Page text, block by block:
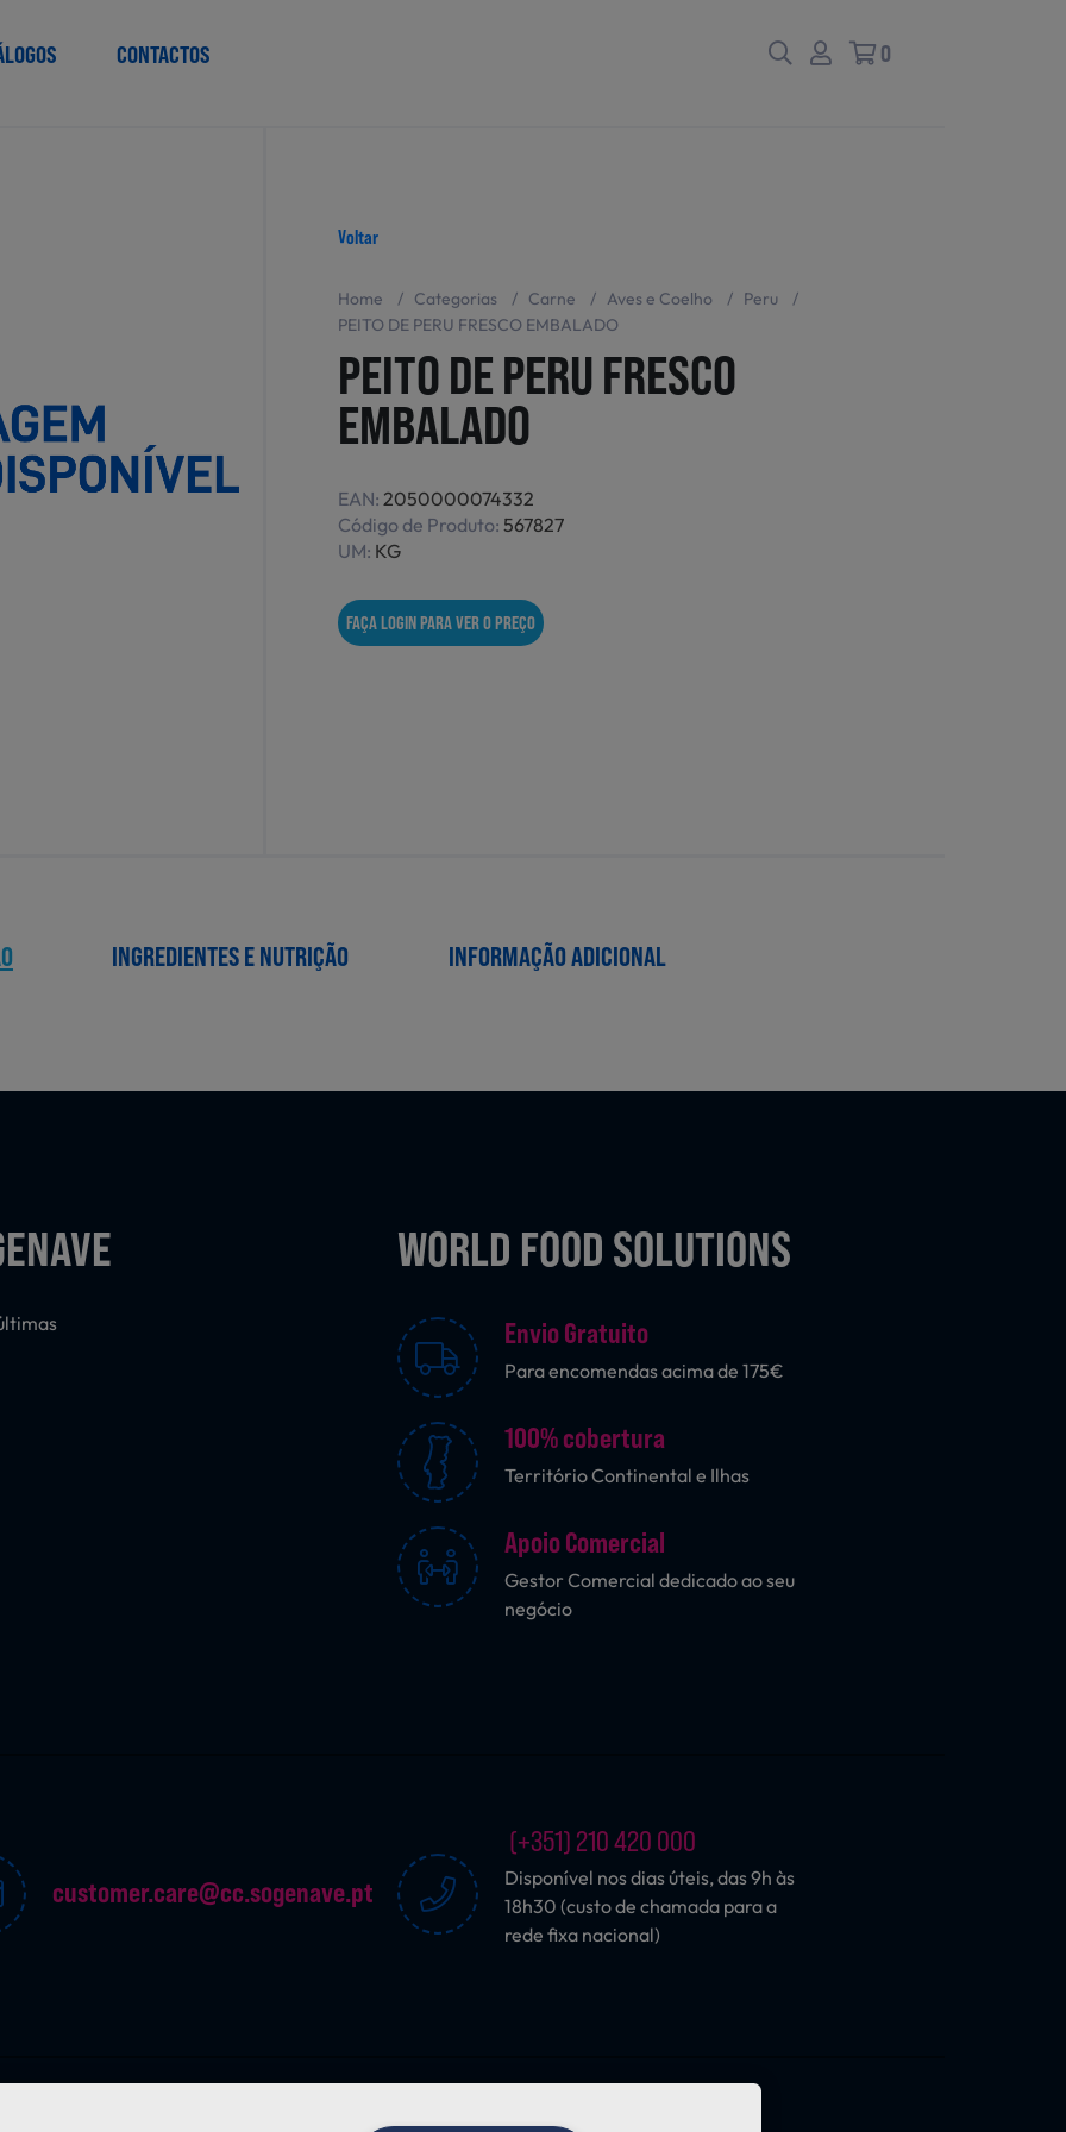
CONTACTOS 0
Voltar
Home / Categorias / Carne / Aves e Coelho / Peru
/
PEITO DE PERU FRESCO EMBALADO
PEITO DE PERU FRESCO
EMBALADO
EAN: 2050000074332
Código de Produto: 567827
UM: KG
FAÇA LOGIN PARA VER O PREÇO
INGREDIENTES E NUTRIÇÃO INFORMAÇÃO ADICIONAL
WORLD FOOD SOLUTIONS
Envio Gratuito
Para encomendas acima de 175€
100% cobertura
Território Continental e Ilhas
Apoio Comercial
Gestor Comercial dedicado ao seu
negócio
customer.care@cc.sogenave.pt
(+351) 210 420 000
Disponível nos dias úteis, das 9h às
18h30 (custo de chamada para a
rede fixa nacional)